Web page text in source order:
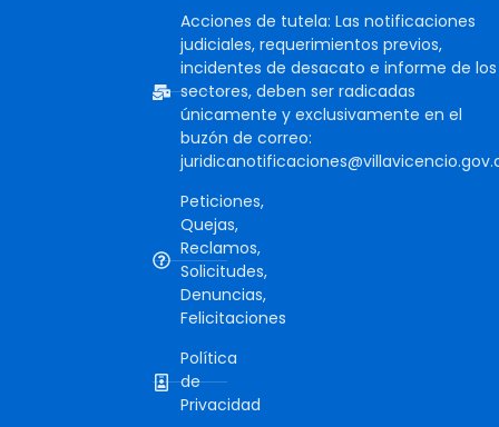
Acciones de tutela: Las notificaciones
judiciales, requerimientos previos,
incidentes de desacato e informe de los
sectores, deben ser radicadas
únicamente y exclusivamente en el
buzón de correo:
Peticiones,
Quejas,
Reclamos,
Solicitudes,
Denuncias,
Felicitaciones
Política
de
Privacidad